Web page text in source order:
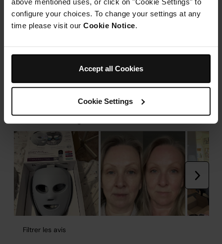
configure your choices. To change your settings at any
time please visit our Cookie Notice.
Accept all Cookies
Cookie Settings